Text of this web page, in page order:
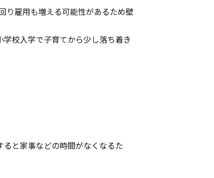
り雇用も増える可能性があるため壁
校入学で子育てから少し落ち着き
と家事などの時間がなくなるた